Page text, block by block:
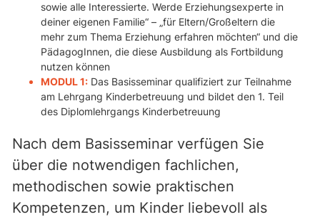
sowie alle Interessierte. Werde Erziehungsexperte in
deiner eigenen Familie“ – „für Eltern/Großeltern die
mehr zum Thema Erziehung erfahren möchten“ und die
PädagogInnen, die diese Ausbildung als Fortbildung
nutzen können
MODUL 1: Das Basisseminar qualifiziert zur Teilnahme
am Lehrgang Kinderbetreuung und bildet den 1. Teil
des Diplomlehrgangs Kinderbetreuung
Nach dem Basisseminar verfügen Sie
über die notwendigen fachlichen,
methodischen sowie praktischen
Kompetenzen, um Kinder liebevoll als